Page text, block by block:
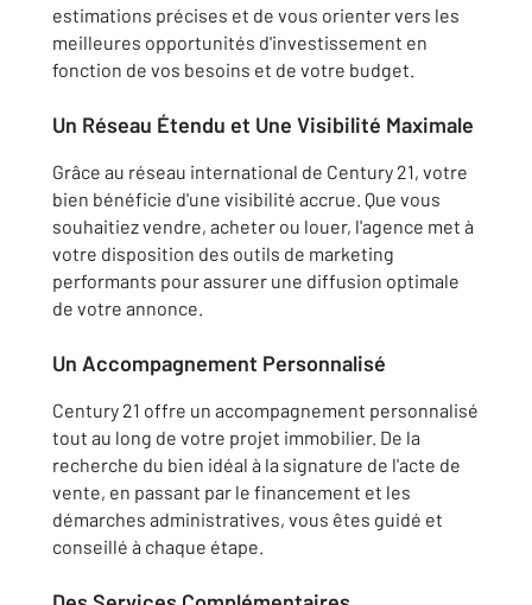
estimations précises et de vous orienter vers les
meilleures opportunités d'investissement en
fonction de vos besoins et de votre budget.
Un Réseau Étendu et Une Visibilité Maximale
Grâce au réseau international de Century 21, votre
bien bénéficie d'une visibilité accrue. Que vous
souhaitiez vendre, acheter ou louer, l'agence met à
votre disposition des outils de marketing
performants pour assurer une diffusion optimale
de votre annonce.
Un Accompagnement Personnalisé
Century 21 offre un accompagnement personnalisé
tout au long de votre projet immobilier. De la
recherche du bien idéal à la signature de l'acte de
vente, en passant par le financement et les
démarches administratives, vous êtes guidé et
conseillé à chaque étape.